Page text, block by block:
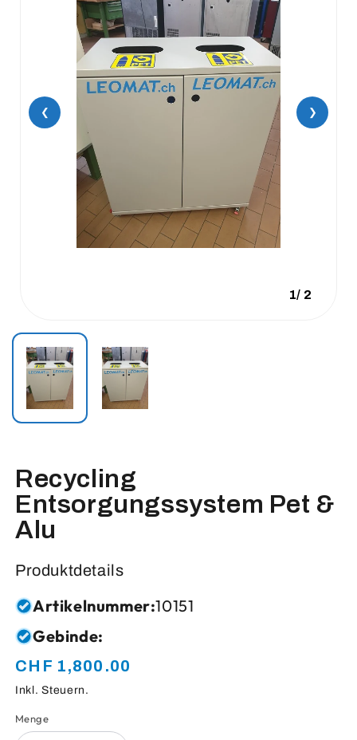
❮ ❯
1/ 2
Recycling
Entsorgungssystem Pet &
Alu
Produktdetails
Artikelnummer:10151
Gebinde:
Normaler
Preis
CHF 1,800.00
Inkl. Steuern.
Anzahl
Menge